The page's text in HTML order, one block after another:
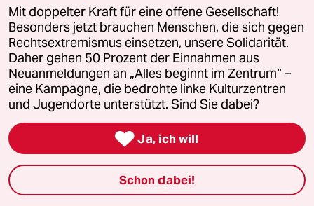
Alle Rechte vorbehalten. Bei rechtlichen Fragen oder für Genehmigungen
wenden Sie sich bitte anlizenzen@taz.de
Feedback Redaktionsstatut Kommune-Richtlinien
Leitlinie Informant Datenschutz Impressum AGB
Seitenwende Einwilligungen widerrufen (Ads)
Mit doppelter Kraft für eine offene Gesellschaft!
Besonders jetzt brauchen Menschen, die sich gegen
Rechtsextremismus einsetzen, unsere Solidarität.
Daher gehen 50 Prozent der Einnahmen aus
Neuanmeldungen an „Alles beginnt im Zentrum“ –
eine Kampagne, die bedrohte linke Kulturzentren
und Jugendorte unterstützt. Sind Sie dabei?
 Ja, ich will
Schon dabei!